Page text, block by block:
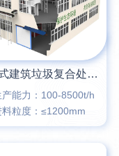
固定式建筑垃圾复合处理站
产能力：100-8500t/h
料粒度：≤1200mm